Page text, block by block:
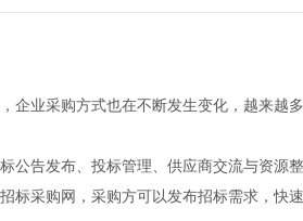
企业采购方式也在不断发生变化，越来越
公告发布、投标管理、供应商交流与资源
标采购网，采购方可以发布招标需求，快